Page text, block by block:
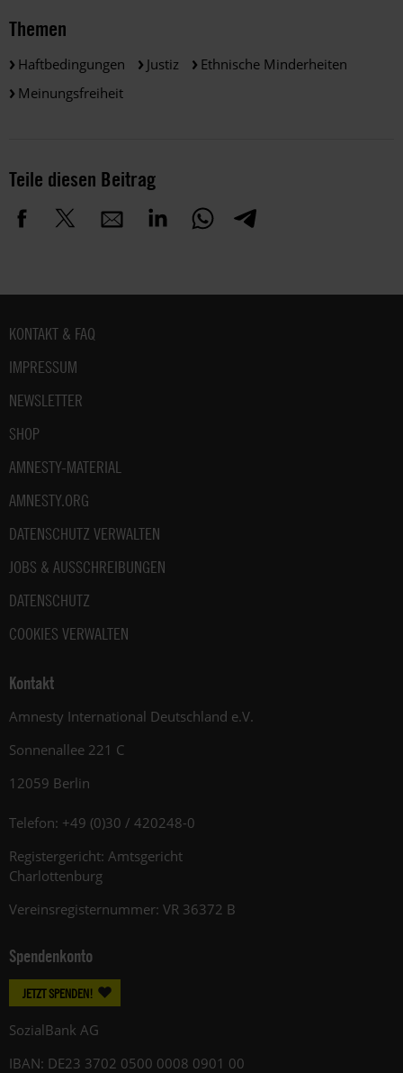
Themen
Haftbedingungen Justiz
Ethnische Minderheiten
Meinungsfreiheit
Teile diesen Beitrag
Fußbereich
KONTAKT & FAQ
IMPRESSUM
NEWSLETTER
SHOP
AMNESTY-MATERIAL
AMNESTY.ORG
DATENSCHUTZ VERWALTEN
JOBS & AUSSCHREIBUNGEN
DATENSCHUTZ
COOKIES VERWALTEN
Kontakt
Amnesty International Deutschland e.V.
Sonnenallee 221 C
12059 Berlin
Telefon: +49 (0)30 / 420248-0
Registergericht: Amtsgericht
Charlottenburg
Vereinsregisternummer: VR 36372 B
Spendenkonto
JETZT SPENDEN!
SozialBank AG
IBAN: DE23 3702 0500 0008 0901 00